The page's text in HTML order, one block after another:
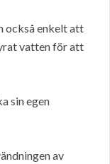
också enkelt att
vatten för att
sin egen
av